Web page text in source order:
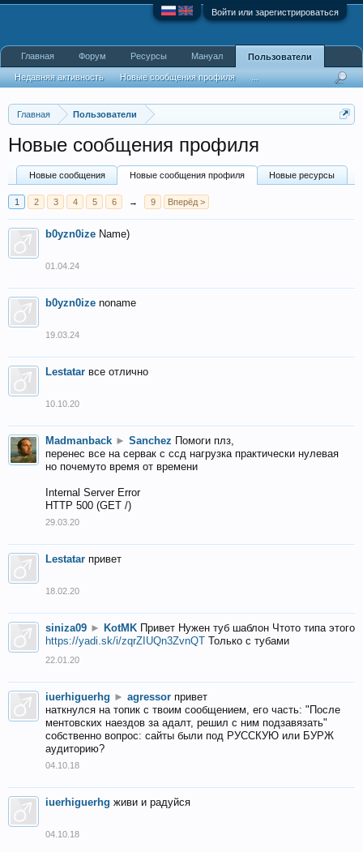
Войти или зарегистрироваться
Главная Пользователи
Новые сообщения профиля
Новые сообщения Новые сообщения профиля Новые ресурсы
1 2 3 4 5 6 → 9 Вперёд >
b0yzn0ize Name)
01.04.24
b0yzn0ize noname
19.03.24
Lestatar все отлично
10.10.20
Madmanback ► Sanchez Помоги плз,
перенес все на сервак с ссд нагрузка практически нулевая
но почемуто время от времени
Internal Server Error
HTTP 500 (GET /)
29.03.20
Lestatar привет
18.02.20
siniza09 ► KotMK Привет Нужен туб шаблон Чтото типа этого
https://yadi.sk/i/zqrZIUQn3ZvnQT Только с тубами
22.01.20
iuerhiguerhg ► agressor привет
наткнулся на топик с твоим сообщением, его часть: "После
ментовских наездов за адалт, решил с ним подзавязать"
собственно вопрос: сайты были под РУССКУЮ или БУРЖ
аудиторию?
04.10.18
iuerhiguerhg живи и радуйся
04.10.18
Главная Форум Ресурсы Мануал Пользователи
Недавняя активность Новые сообщения профиля